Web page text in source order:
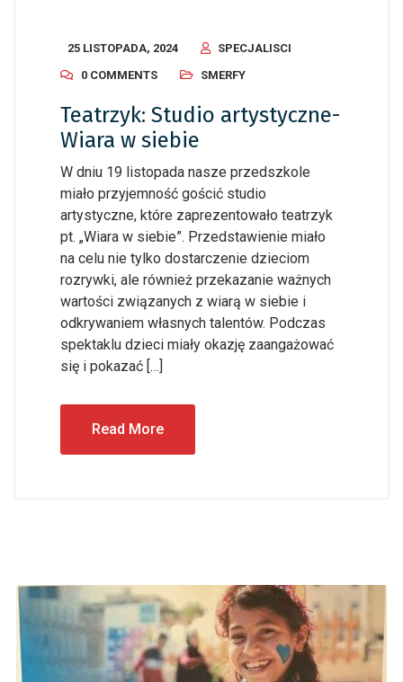
25 LISTOPADA, 2024
SPECJALISCI
0 COMMENTS
SMERFY
Teatrzyk: Studio artystyczne-
Wiara w siebie
W dniu 19 listopada nasze przedszkole
miało przyjemność gościć studio
artystyczne, które zaprezentowało teatrzyk
pt. „Wiara w siebie”. Przedstawienie miało
na celu nie tylko dostarczenie dzieciom
rozrywki, ale również przekazanie ważnych
wartości związanych z wiarą w siebie i
odkrywaniem własnych talentów. Podczas
spektaklu dzieci miały okazję zaangażować
się i pokazać […]
Read More